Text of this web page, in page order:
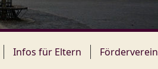
Infos für Eltern Förderverein